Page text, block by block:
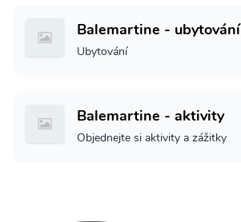
Balemartine - ubytování
Ubytování
Balemartine - aktivity
Objednejte si aktivity a zážitky